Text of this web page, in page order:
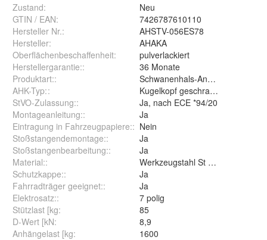
Zustand:
Neu
GTIN / EAN:
7426787610110
Hersteller Nr.:
AHSTV-056ES78
Hersteller:
AHAKA
Oberflächenbeschaffenheit:
pulverlackiert
Herstellergarantie::
36 Monate
Produktart::
Schwanenhals-Anhängerkupplun
AHK-Typ::
Kugelkopf geschraubt (starr)
StVO-Zulassung::
Ja, nach ECE *94/20
Montageanleitung::
Ja
Eintragung in Fahrzeugpapiere:: Nein
Stoßstangendemontage::
Ja
Stoßstangenbearbeitung::
Ja
Material::
Werkzeugstahl St 52-3
Schutzkappe::
Ja
Fahrradträger geeignet::
Ja
Elektrosatz::
7 polig
Stützlast [kg:
85
D-Wert [kN:
8,9
Anhängelast [kg: 1600